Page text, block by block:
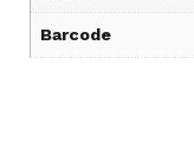
Barcode